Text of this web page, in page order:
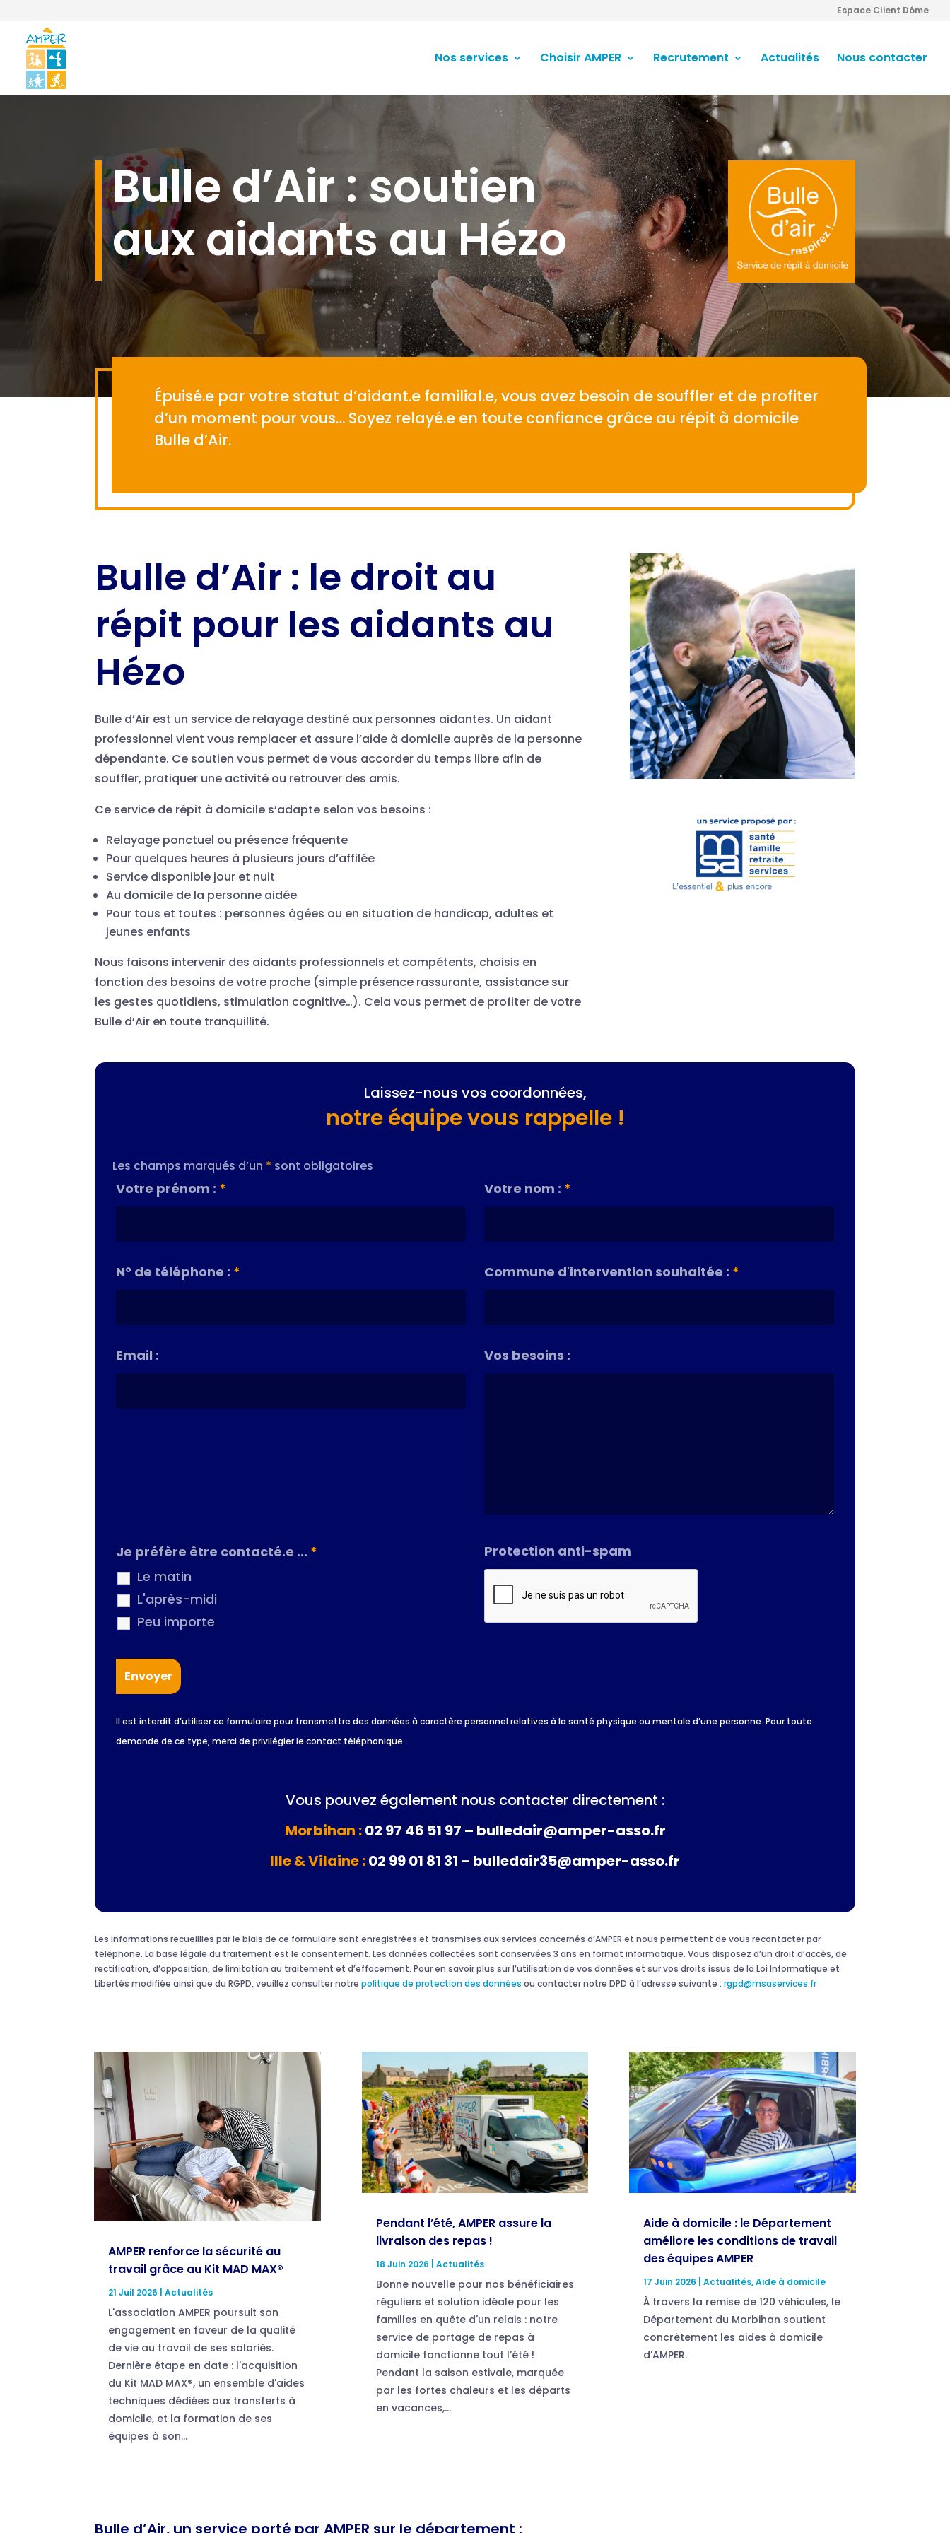
Espace Client Dôme
Nos services Choisir AMPER Recrutement Actualités Nous contacter
Bulle d’Air : soutien
aux aidants au Hézo
Épuisé.e par votre statut d’aidant.e familial.e, vous avez besoin de souffler et de profiter
d’un moment pour vous… Soyez relayé.e en toute confiance grâce au répit à domicile
Bulle d’Air.
Bulle d’Air : le droit au
répit pour les aidants au
Hézo
Bulle d’Air est un service de relayage destiné aux personnes aidantes. Un aidant
professionnel vient vous remplacer et assure l’aide à domicile auprès de la personne
dépendante. Ce soutien vous permet de vous accorder du temps libre afin de
souffler, pratiquer une activité ou retrouver des amis.
Ce service de répit à domicile s’adapte selon vos besoins :
Relayage ponctuel ou présence fréquente
Pour quelques heures à plusieurs jours d’affilée
Service disponible jour et nuit
Au domicile de la personne aidée
Pour tous et toutes : personnes âgées ou en situation de handicap, adultes et
jeunes enfants
Nous faisons intervenir des aidants professionnels et compétents, choisis en
fonction des besoins de votre proche (simple présence rassurante, assistance sur
les gestes quotidiens, stimulation cognitive…). Cela vous permet de profiter de votre
Bulle d’Air en toute tranquillité.
Laissez-nous vos coordonnées,
notre équipe vous rappelle !
Les champs marqués d’un * sont obligatoires
Votre prénom : * Votre nom : *
N° de téléphone : * Commune d'intervention souhaitée : *
Email : Vos besoins :
Je préfère être contacté.e ... *
Le matin
L'après-midi
Peu importe
Protection anti-spam
Il est interdit d’utiliser ce formulaire pour transmettre des données à caractère personnel relatives à la santé physique ou mentale d’une personne. Pour toute
demande de ce type, merci de privilégier le contact téléphonique.
Vous pouvez également nous contacter directement :
Morbihan :02 97 46 51 97 – bulledair@amper-asso.fr
Ille & Vilaine :02 99 01 81 31 – bulledair35@amper-asso.fr
Les informations recueillies par le biais de ce formulaire sont enregistrées et transmises aux services concernés d’AMPER et nous permettent de vous recontacter par
téléphone. La base légale du traitement est le consentement. Les données collectées sont conservées 3 ans en format informatique. Vous disposez d’un droit d’accès, de
rectification, d’opposition, de limitation au traitement et d’effacement. Pour en savoir plus sur l’utilisation de vos données et sur vos droits issus de la Loi Informatique et
Libertés modifiée ainsi que du RGPD, veuillez consulter notrepolitique de protection des données ou contacter notre DPD à l’adresse suivante :rgpd@msaservices.fr
AMPER renforce la sécurité au
travail grâce au Kit MAD MAX®
21 Juil 2026 |Actualités
L'association AMPER poursuit son
engagement en faveur de la qualité
de vie au travail de ses salariés.
Dernière étape en date : l'acquisition
du Kit MAD MAX®, un ensemble d'aides
techniques dédiées aux transferts à
domicile, et la formation de ses
équipes à son...
Pendant l’été, AMPER assure la
livraison des repas !
18 Juin 2026 Actualités
Bonne nouvelle pour nos bénéficiaires
réguliers et solution idéale pour les
familles en quête d'un relais : notre
service de portage de repas à
domicile fonctionne tout l’été !
Pendant la saison estivale, marquée
par les fortes chaleurs et les départs
en vacances,...
Aide à domicile : le Département
améliore les conditions de travail
des équipes AMPER
17 Juin 2026 Actualités,Aide à domicile
À travers la remise de 120 véhicules, le
Département du Morbihan soutient
concrètement les aides à domicile
d’AMPER.
Bulle d’Air, un service porté par AMPER sur le département :